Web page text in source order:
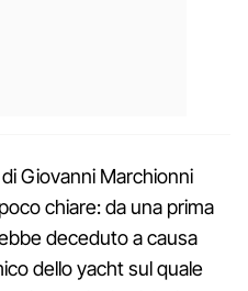
Giovanni Marchionni
chiare: da una prima
deceduto a causa
dello yacht sul quale